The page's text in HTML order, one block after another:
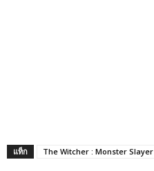
แท็ก The Witcher : Monster Slayer